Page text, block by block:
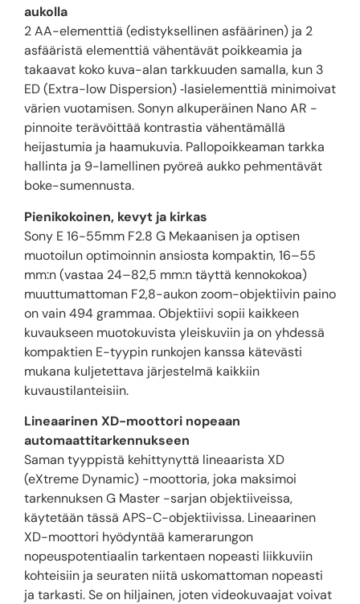
aukolla
2 AA-elementtiä (edistyksellinen asfäärinen) ja 2
asfääristä elementtiä vähentävät poikkeamia ja
takaavat koko kuva-alan tarkkuuden samalla, kun 3
ED (Extra-low Dispersion) ‑lasielementtiä minimoivat
värien vuotamisen. Sonyn alkuperäinen Nano AR -
pinnoite terävöittää kontrastia vähentämällä
heijastumia ja haamukuvia. Pallopoikkeaman tarkka
hallinta ja 9-lamellinen pyöreä aukko pehmentävät
boke-sumennusta.
Pienikokoinen, kevyt ja kirkas
Sony E 16-55mm F2.8 G Mekaanisen ja optisen
muotoilun optimoinnin ansiosta kompaktin, 16–55
mm:n (vastaa 24–82,5 mm:n täyttä kennokokoa)
muuttumattoman F2,8-aukon zoom-objektiivin paino
on vain 494 grammaa. Objektiivi sopii kaikkeen
kuvaukseen muotokuvista yleiskuviin ja on yhdessä
kompaktien E-tyypin runkojen kanssa kätevästi
mukana kuljetettava järjestelmä kaikkiin
kuvaustilanteisiin.
Lineaarinen XD-moottori nopeaan
automaattitarkennukseen
Saman tyyppistä kehittynyttä lineaarista XD
(eXtreme Dynamic) -moottoria, joka maksimoi
tarkennuksen G Master -sarjan objektiiveissa,
käytetään tässä APS-C-objektiivissa. Lineaarinen
XD-moottori hyödyntää kamerarungon
nopeuspotentiaalin tarkentaen nopeasti liikkuviin
kohteisiin ja seuraten niitä uskomattoman nopeasti
ja tarkasti. Se on hiljainen, joten videokuvaajat voivat